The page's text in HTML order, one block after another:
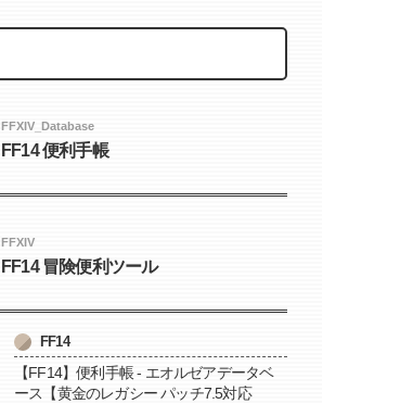
FFXIV_Database
FF14 便利手帳
FFXIV
FF14 冒険便利ツール
FF14
【FF14】便利手帳 - エオルゼアデータベ
ース【黄金のレガシー パッチ7.5対応